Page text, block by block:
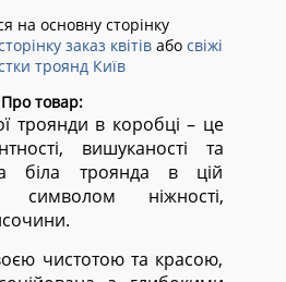
на основну сторінку
заказ квітів або свіжі
троянд Київ
Про товар:
троянди в коробці – це
вишуканості та
біла троянда в цій
символом ніжності,
чистотою та красою,